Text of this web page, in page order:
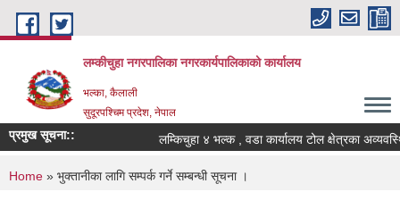
Skip to main content
लम्कीचुहा नगरपालिका नगरकार्यपालिकाको कार्यालय
भल्का, कैलाली
सुदूरपश्चिम प्रदेश, नेपाल
प्रमुख सूचना::
You are here
Home » भुक्तानीका लागि सम्पर्क गर्ने सम्बन्धी सूचना ।